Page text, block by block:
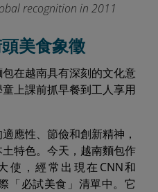
recognition in 2011
美食象徵
在越南具有深刻的文化意
上課前抓早餐到工人享用
應性、節儉和創新精神，
特色。今天，越南麵包作
使，經常出現在CNN和
「必試美食」清單中。它